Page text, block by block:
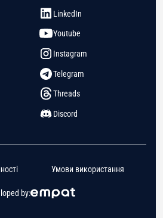
LinkedIn
Youtube
Instagram
Telegram
Threads
Discord
by:
Умови використання